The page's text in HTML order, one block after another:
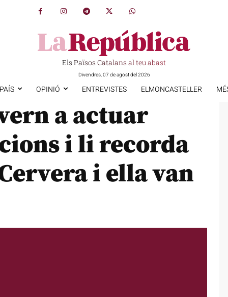
Els Països Catalans al teu abast
Divendres, 07 de agost del 2026
PAÍS OPINIÓ ENTREVISTES ELMONCASTELLER
a actuar
i li recorda
i ella van